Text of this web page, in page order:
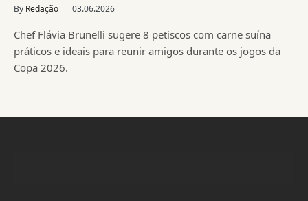
By Redação 03.06.2026
Chef Flávia Brunelli sugere 8 petiscos com carne suína
práticos e ideais para reunir amigos durante os jogos da
Copa 2026.